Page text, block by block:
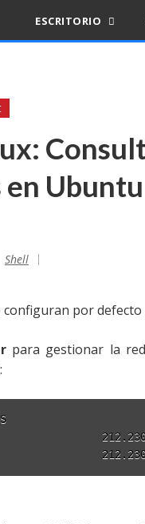
ESCRITORIO
Shell
configuran por defecto
para gestionar la
: